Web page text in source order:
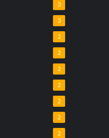
3
3
2
2
2
2
2
2
2